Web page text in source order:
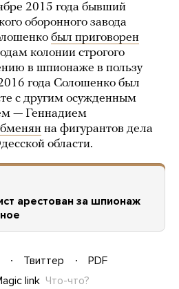
2015 года бывший
оборонного завода
был приговорен
колонии строгого
в шпионаже в пользу
года Солошенко был
с другим осужденным
— Геннадием
на фигурантов дела
области.
арестован за шпионаж
Твиттер
PDF
link Что-что?